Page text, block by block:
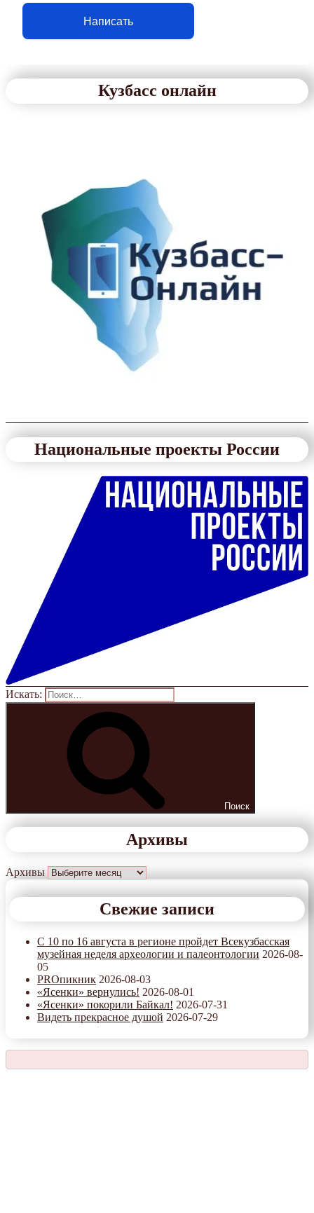
Написать
Кузбасс онлайн
Национальные проекты России
Искать:
Поиск
Архивы
Архивы
Свежие записи
С 10 по 16 августа в регионе пройдет Всекузбасская
музейная неделя археологии и палеонтологии 2026-08-
05
PROпикник 2026-08-03
«Ясенки» вернулись! 2026-08-01
«Ясенки» покорили Байкал! 2026-07-31
Видеть прекрасное душой 2026-07-29